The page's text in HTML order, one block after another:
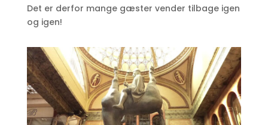
Det er derfor mange gæster vender tilbage igen
og igen!